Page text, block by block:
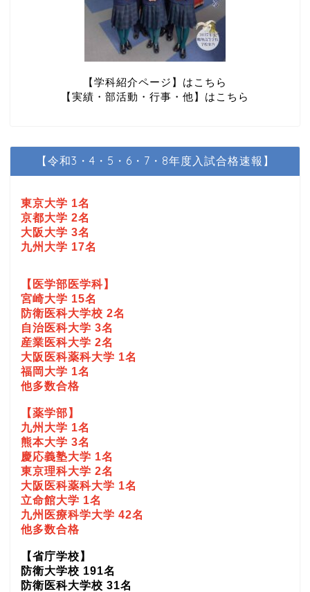
【学科紹介ページ】はこちら
【実績・部活動・行事・他】はこちら
【令和3・4・5・6・7・8年度入試合格速報】
東京大学 1名
京都大学 2名
大阪大学 3名
九州大学 17名
【医学部医学科】
宮崎大学 15名
防衛医科大学校 2名
自治医科大学 3名
産業医科大学 2名
大阪医科薬科大学 1名
福岡大学 1名
他多数合格
【薬学部】
九州大学 1名
熊本大学 3名
慶応義塾大学 1名
東京理科大学 2名
大阪医科薬科大学 1名
立命館大学 1名
九州医療科学大学 42名
他多数合格
【省庁学校】
防衛大学校 191名
防衛医科大学校 31名